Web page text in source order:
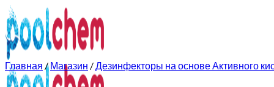
Главная / Магазин /Дезинфекторы на основе Активного